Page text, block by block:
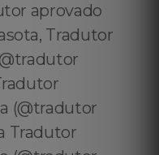
aprovado
Tradutor
(@tradutor
Tradutor